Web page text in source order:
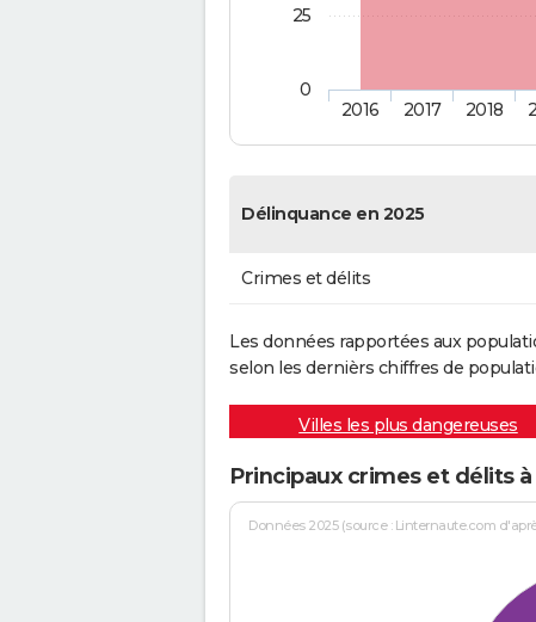
2016 2017 2018
0
25
Délinquance en 2025
Crimes et délits
Les données rapportées aux
selon les dernièrs chiffres de
Villes les plus dangereuses
Principaux crimes et délits
Données 2025 (source : Linternaute.com